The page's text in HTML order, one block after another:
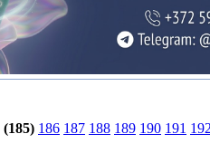
(185) 186 187 188 189 190 191 192